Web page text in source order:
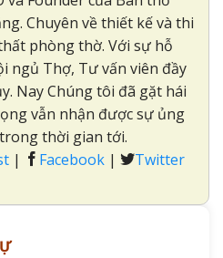
Chuyên về thiết kế và thi
phòng thờ. Với sự hỗ
ngủ Thợ, Tư vấn viên đầy
Nay Chúng tôi đã gặt hái
vẫn nhận được sự ủng
thời gian tới.
| Facebook | Twitter